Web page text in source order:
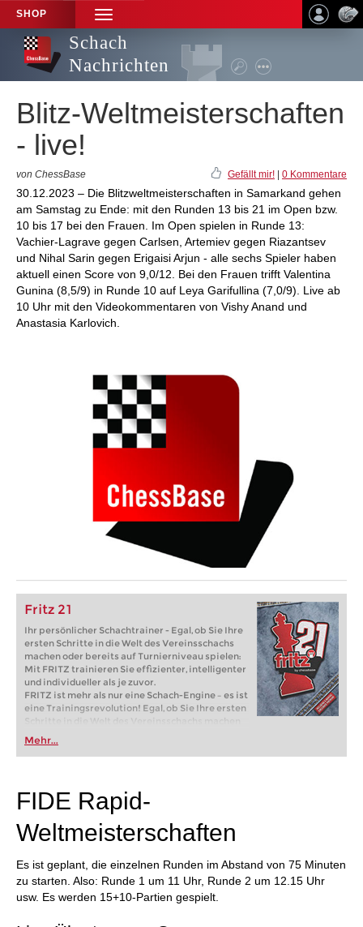
SHOP
TOGGLE
NAVIGATION
Schach
Nachrichten
Blitz-Weltmeisterschaften
- live!
von ChessBase Gefällt mir! 0 Kommentare
30.12.2023 – Die Blitzweltmeisterschaften in Samarkand gehen
am Samstag zu Ende: mit den Runden 13 bis 21 im Open bzw.
10 bis 17 bei den Frauen. Im Open spielen in Runde 13:
Vachier-Lagrave gegen Carlsen, Artemiev gegen Riazantsev
und Nihal Sarin gegen Erigaisi Arjun - alle sechs Spieler haben
aktuell einen Score von 9,0/12. Bei den Frauen trifft Valentina
Gunina (8,5/9) in Runde 10 auf Leya Garifullina (7,0/9). Live ab
10 Uhr mit den Videokommentaren von Vishy Anand und
Anastasia Karlovich.
Fritz 21
Ihr persönlicher Schachtrainer - Egal, ob Sie Ihre
ersten Schritte in die Welt des Vereinsschachs
machen oder bereits auf Turnierniveau spielen:
Mit FRITZ trainieren Sie effizienter, intelligenter
und individueller als je zuvor.
FRITZ ist mehr als nur eine Schach-Engine – es ist
eine Trainingsrevolution! Egal, ob Sie Ihre ersten
Schritte in die Welt des Vereinsschachs machen
oder bereits auf Turnierniveau spielen: Mit
FRITZ trainieren Sie effizienter, intelligenter und
individueller als je zuvor.
Mehr...
FIDE Rapid-
Weltmeisterschaften
Es ist geplant, die einzelnen Runden im Abstand von 75 Minuten
zu starten. Also: Runde 1 um 11 Uhr, Runde 2 um 12.15 Uhr
usw. Es werden 15+10-Partien gespielt.